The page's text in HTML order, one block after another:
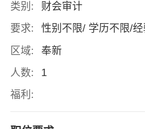
类别:
财会审计
要求:
性别不限/ 学历不限/
区域:
奉新
人数:
1
福利: